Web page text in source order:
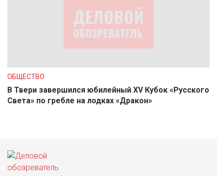
ОБЩЕСТВО
В Твери завершился юбилейный XV Кубок «Русского
Света» по гребле на лодках «Дракон»